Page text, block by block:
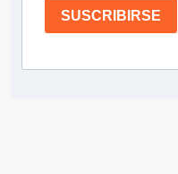
SUSCRIBIRSE